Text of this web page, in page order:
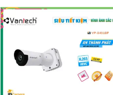
dữ...